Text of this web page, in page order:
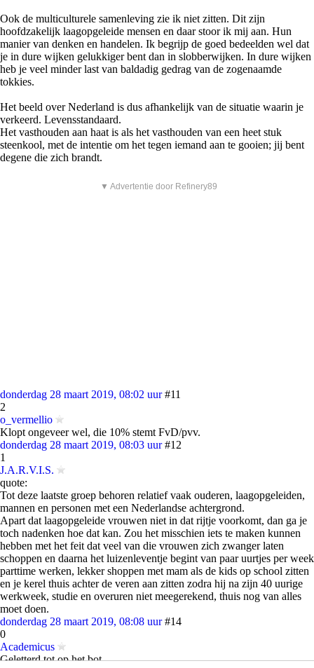
Ook de multiculturele samenleving zie ik niet zitten. Dit zijn
hoofdzakelijk laagopgeleide mensen en daar stoor ik mij aan. Hun
manier van denken en handelen. Ik begrijp de goed bedeelden wel dat
je in dure wijken gelukkiger bent dan in slobberwijken. In dure wijken
heb je veel minder last van baldadig gedrag van de zogenaamde
tokkies.
Het beeld over Nederland is dus afhankelijk van de situatie waarin je
verkeerd. Levensstandaard.
Het vasthouden aan haat is als het vasthouden van een heet stuk
steenkool, met de intentie om het tegen iemand aan te gooien; jij bent
degene die zich brandt.
▼ Advertentie door Refinery89
donderdag 28 maart 2019, 08:02 uur #11
2
o_vermellio
Klopt ongeveer wel, die 10% stemt FvD/pvv.
donderdag 28 maart 2019, 08:03 uur #12
1
J.A.R.V.I.S.
quote:
Tot deze laatste groep behoren relatief vaak ouderen, laagopgeleiden,
mannen en personen met een Nederlandse achtergrond.
Apart dat laagopgeleide vrouwen niet in dat rijtje voorkomt, dan ga je
toch nadenken hoe dat kan. Zou het misschien iets te maken kunnen
hebben met het feit dat veel van die vrouwen zich zwanger laten
schoppen en daarna het luizenleventje begint van paar uurtjes per week
parttime werken, lekker shoppen met mam als de kids op school zitten
en je kerel thuis achter de veren aan zitten zodra hij na zijn 40 uurige
werkweek, studie en overuren niet meegerekend, thuis nog van alles
moet doen.
donderdag 28 maart 2019, 08:08 uur #14
0
Academicus
Geletterd tot op het bot